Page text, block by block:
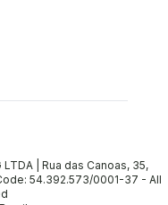
LTDA | Rua das Canoas, 35,
54.392.573/0001-37 - All